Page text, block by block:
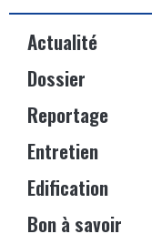
Actualité
Dossier
Reportage
Entretien
Edification
Bon à savoir